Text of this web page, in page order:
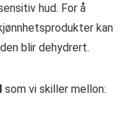
hud. For å
kan
blir dehydrert.
som vi skiller mellon: